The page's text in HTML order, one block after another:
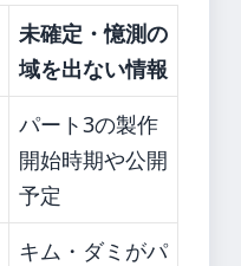
未確定・憶測の
域を出ない情報
パート3の製作
開始時期や公開
予定
キム・ダミがパ